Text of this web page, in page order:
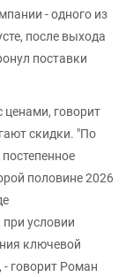
- одного из
после выхода
поставки
ценами, говорит
скидки. "По
половине 2026
условии
ключевой
- говорит Роман